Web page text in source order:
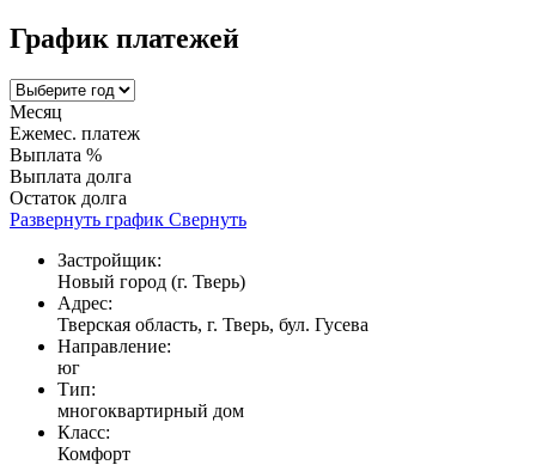
График платежей
Месяц
Ежемес. платеж
Выплата %
Выплата долга
Остаток долга
Развернуть график Свернуть
Застройщик:
Новый город (г. Тверь)
Адрес:
Тверская область, г. Тверь, бул. Гусева
Направление:
юг
Тип:
многоквартирный дом
Класс:
Комфорт